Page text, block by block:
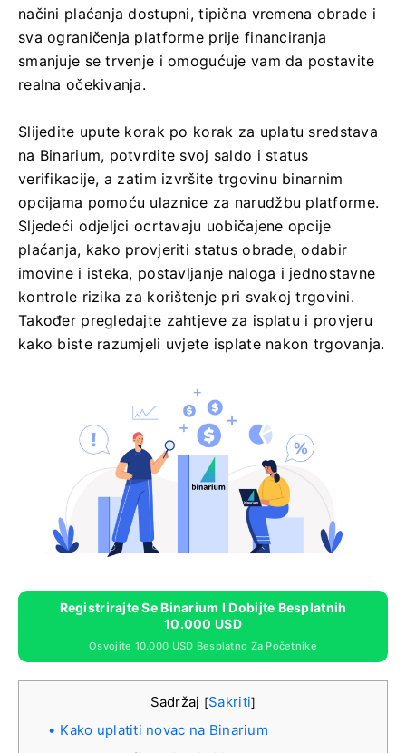
načini plaćanja dostupni, tipična vremena obrade i
sva ograničenja platforme prije financiranja
smanjuje se trvenje i omogućuje vam da postavite
realna očekivanja.
Slijedite upute korak po korak za uplatu sredstava
na Binarium, potvrdite svoj saldo i status
verifikacije, a zatim izvršite trgovinu binarnim
opcijama pomoću ulaznice za narudžbu platforme.
Sljedeći odjeljci ocrtavaju uobičajene opcije
plaćanja, kako provjeriti status obrade, odabir
imovine i isteka, postavljanje naloga i jednostavne
kontrole rizika za korištenje pri svakoj trgovini.
Također pregledajte zahtjeve za isplatu i provjeru
kako biste razumjeli uvjete isplate nakon trgovanja.
Registrirajte Se Binarium I Dobijte Besplatnih
10.000 USD
Osvojite 10.000 USD Besplatno Za Početnike
Sadržaj [Sakriti]
Kako uplatiti novac na Binarium